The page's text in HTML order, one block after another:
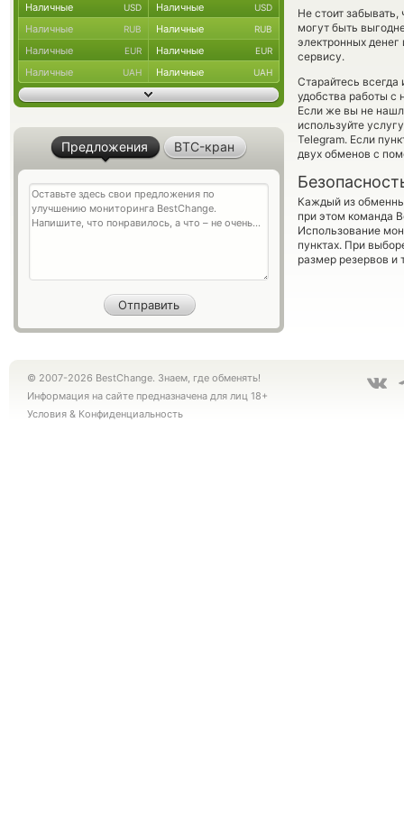
Не стоит
могут быть
электронных денег
сервису.
Старайтесь всегда
удобства работы
Если же вы не
используйте
Telegram. Если
двух обменов с
Каждый из
при этом команда
Использование
пунктах. При
размер резервов и
Наличные USD Наличные USD
Наличные RUB Наличные RUB
Наличные EUR Наличные EUR
Наличные UAH Наличные UAH
Предложения BTC-кран
© 2007-2026 BestChange. Знаем, где обменять!
Информация на сайте предназначена для лиц 18+
Условия & Конфиденциальность